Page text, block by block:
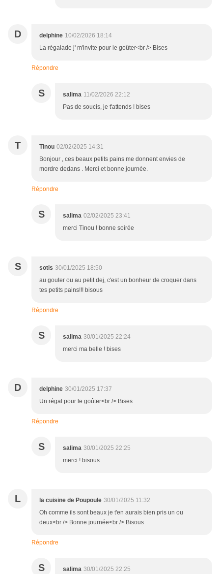
D delphine 10/02/2026 18:14
La régalade j' m'invite pour le goûter<br /> Bises
Répondre
S salima 11/02/2026 22:12
Pas de soucis, je t'attends ! bises
T Tinou 02/02/2025 14:31
Bonjour , ces beaux petits pains me donnent envies de
mordre dedans . Merci et bonne journée.
Répondre
S salima 02/02/2025 23:41
merci Tinou ! bonne soirée
S sotis 30/01/2025 18:50
au gouter ou au petit dej, c'est un bonheur de croquer dans
tes petits pains!!! bisous
Répondre
S salima 30/01/2025 22:24
merci ma belle ! bises
D delphine 30/01/2025 17:37
Un régal pour le goûter<br /> Bises
Répondre
S salima 30/01/2025 22:25
merci ! bisous
L la cuisine de Poupoule 30/01/2025 11:32
Oh comme ils sont beaux je t'en aurais bien pris un ou
deux<br /> Bonne journée<br /> Bisous
Répondre
S salima 30/01/2025 22:25